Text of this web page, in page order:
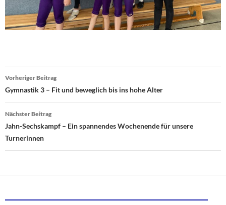
Beitragsnavigation
Vorheriger Beitrag
Gymnastik 3 – Fit und beweglich bis ins hohe Alter
Nächster Beitrag
Jahn-Sechskampf – Ein spannendes Wochenende für unsere
Turnerinnen